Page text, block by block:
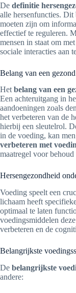
De definitie
alle hersenfuncties. Dit
moeten zijn om
effectief te reguleren.
mensen in staat om
sociale interacties aan
Belang van een
Het belang van een
Een achteruitgang in
aandoeningen zoals
het verbeteren van de
hierbij een sleutelrol.
in de voeding, kan
verbeteren met
maatregel voor
Hersengezondheid
Voeding speelt een
lichaam heeft
optimaal te laten
voedingsmiddelen
verbeteren en de
Belangrijkste
De belangrijkste
andere: